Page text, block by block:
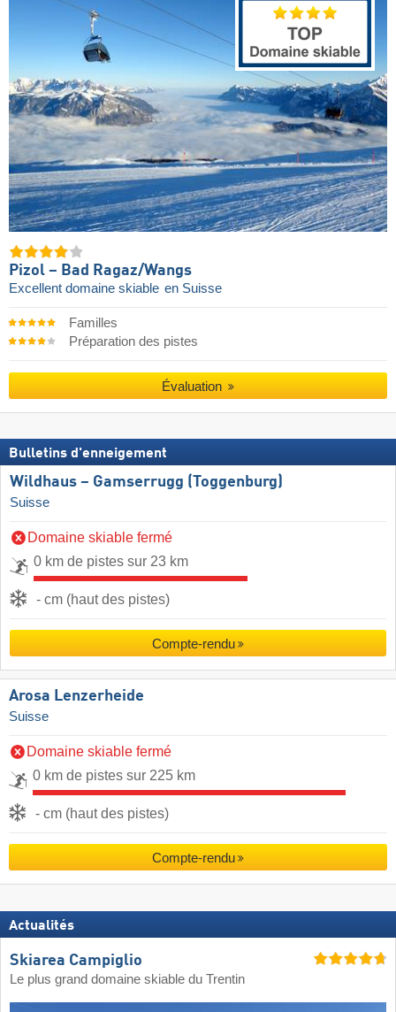
Pizol – Bad Ragaz/​Wangs
Excellent domaine skiable en Suisse
Familles
Préparation des pistes
Évaluation
Bulletins d'enneigement
Wildhaus – Gamserrugg (Toggenburg)
Suisse
Domaine skiable fermé
0 km de pistes sur 23 km
- cm (haut des pistes)
Compte-rendu
Arosa Lenzerheide
Suisse
Domaine skiable fermé
0 km de pistes sur 225 km
- cm (haut des pistes)
Compte-rendu
Actualités
Skiarea Campiglio
Le plus grand domaine skiable du Trentin